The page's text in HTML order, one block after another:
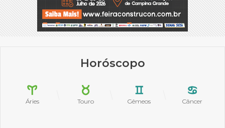
Horóscopo
Áries Touro Gêmeos Câncer